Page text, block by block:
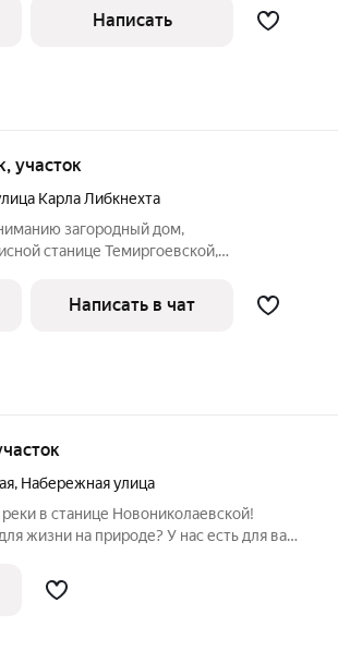
учреждения
комплекс
Написать
участок
Карла Либкнехта
загородный дом,
станице Темиргоевской,
Площадь дома - 88,1 кв.м., участок - 29
Написать в чат
, Набережная улица
в станице Новониколаевской!
жизни на природе? У нас есть для вас
8 соток, расположенный всего в